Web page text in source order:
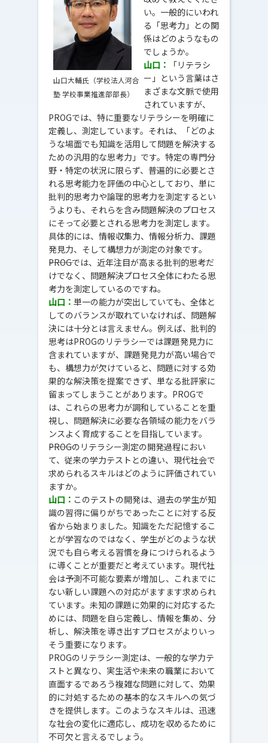
山口大輔氏（学校法人河合
塾 学校事業推進部部長）
い。一般的にいわれ
る「思考力」との関
係はどのようなもの
でしょうか。
山口：
「リテラシ
ー」という言葉はさ
まざまな文脈で使用
されていますが、
PROGでは、特に重要なリテラシーを明確に
定義し、測定しています。それは、「どのよ
うな場面でも知識を活用して問題を解決する
ための汎用的な思考力」です。特定の専門分
野・特定の状況に限らず、普遍的に必要とさ
れる思考能力を評価の中心としており、単に
批判的思考力や論理的思考力を測定するとい
うよりも、それらを含み問題解決のプロセス
にそって必要とされる思考力を測定します。
具体的には、情報収集力、情報分析力、課題
発見力、そして構想力が測定の対象です。
―――PROGでは、近年注目が高まる批判的思考だ
けでなく、問題解決プロセス全体にわたる思
考力を測定しているのですね。
山口： 単一の能力が突出していても、全体と
してのバランスが取れていなければ、問題解
決には十分とは言えません。例えば、批判的
思考はPROGのリテラシーでは課題発見力に
含まれていますが、課題発見力が高い場合で
も、構想力が欠けていると、問題に対する効
果的な解決策を提案できず、単なる批評家に
留まってしまうことがあります。PROGで
は、これらの思考力が調和していることを重
視し、問題解決に必要な各領域の能力をバラ
ンスよく育成することを目指しています。
―――PROGのリテラシー測定の開発過程におい
て、従来の学力テストとの違い、現代社会で
求められるスキルはどのように評価されてい
ますか。
山口： このテストの開発は、過去の学生が知
識の習得に偏りがちであったことに対する反
省から始まりました。知識をただ記憶するこ
とが学習なのではなく、学生がどのような状
況でも自ら考える習慣を身につけられるよう
に導くことが重要だと考えています。現代社
会は予測不可能な要素が増加し、これまでに
ない新しい課題への対応がますます求められ
ています。未知の課題に効果的に対応するた
めには、問題を自ら定義し、情報を集め、分
析し、解決策を導き出すプロセスがよりいっ
そう重要になります。
PROGのリテラシー測定は、一般的な学力テ
ストと異なり、実生活や未来の職業において
直面するであろう複雑な問題に対して、効果
的に対処するための基本的なスキルへの気づ
きを提供します。このようなスキルは、迅速
な社会の変化に適応し、成功を収めるために
不可欠と言えるでしょう。